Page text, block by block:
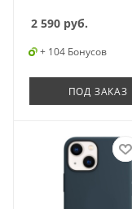
2 590 руб.
+ 104 Бонусов
ПОД ЗАКАЗ